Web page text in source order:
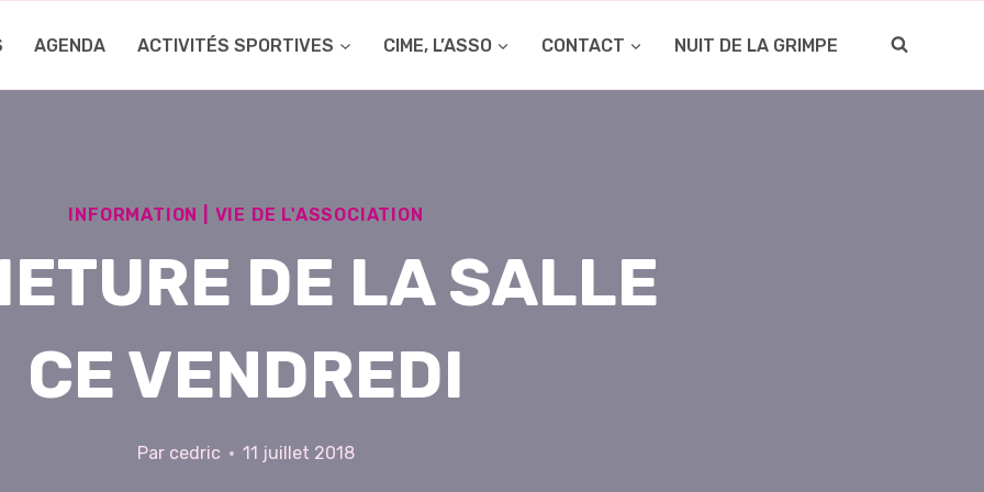
AGENDA ACTIVITÉS SPORTIVES CIME, L’ASSO CONTACT NUIT DE LA GRIMPE
INFORMATION VIE DE L'ASSOCIATION
DE LA SALLE
CE VENDREDI
Par cedric 11 juillet 2018